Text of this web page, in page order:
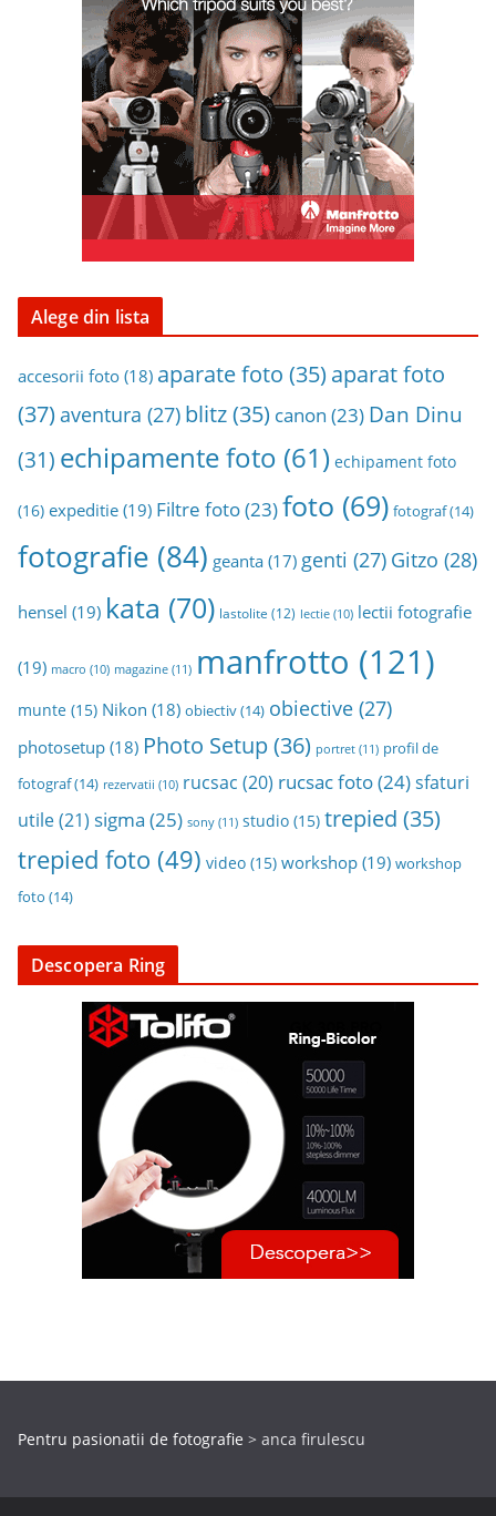
Alege din lista
accesorii foto (18) aparate foto (35) aparat foto
(37) aventura (27) blitz(35) canon (23) Dan Dinu
(31) echipamente foto (61) echipament foto
(16) expeditie (19) Filtre foto(23)foto (69) fotograf(14)
fotografie (84) geanta (17) genti (27) Gitzo (28)
hensel (19) kata (70) lastolite (12) lectie (10) lectii fotografie
(19) macro (10) magazine (11) manfrotto (121)
munte (15) Nikon (18) obiectiv(14) obiective (27)
photosetup (18) Photo Setup(36) portret (11) profil de
fotograf(14) rezervatii (10) rucsac (20) rucsac foto(24)sfaturi
utile(21) sigma (25) sony (11) studio (15) trepied (35)
trepied foto (49) video (15) workshop (19) workshop
foto (14)
Descopera Ring
Pentru pasionatii de fotografie > anca firulescu